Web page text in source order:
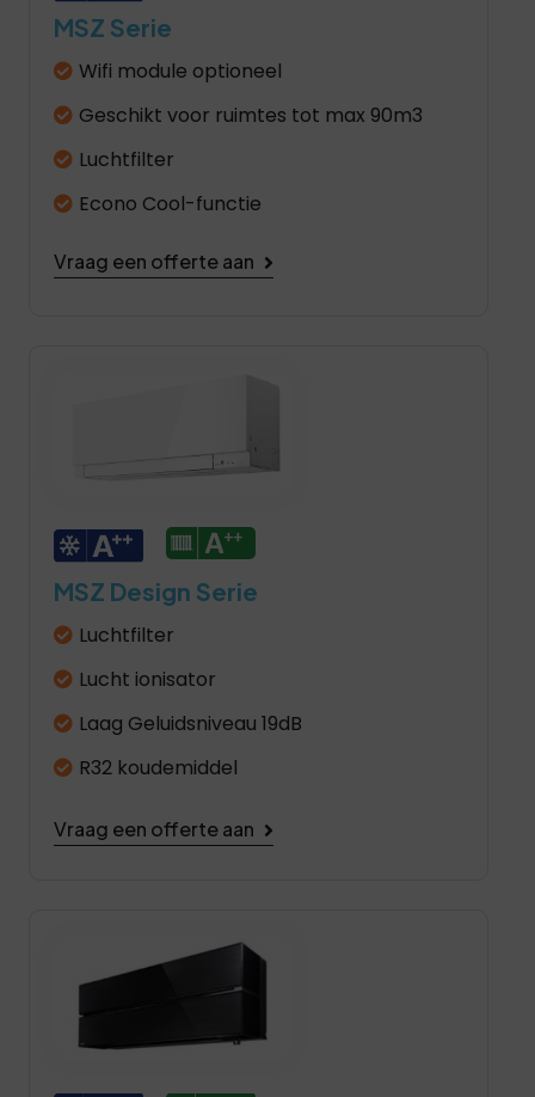
MSZ Serie
Wifi module optioneel
Geschikt voor ruimtes tot max 90m3
Luchtfilter
Econo Cool-functie
Vraag een offerte aan
MSZ Design Serie
Luchtfilter
Lucht ionisator
Laag Geluidsniveau 19dB
R32 koudemiddel
Vraag een offerte aan